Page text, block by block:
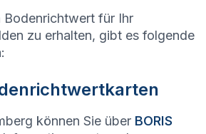
Bodenrichtwert für Ihr
zu erhalten, gibt es folgende
können Sie über BORIS